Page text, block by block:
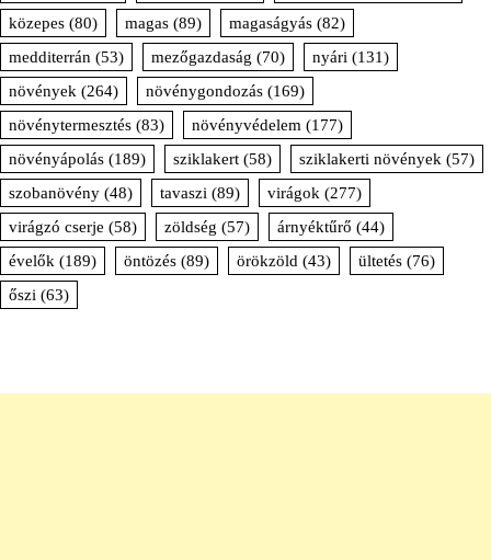
közepes (80) magas (89) magaságyás (82)
medditerrán (53) mezőgazdaság (70) nyári (131)
növények (264) növénygondozás (169)
növénytermesztés (83) növényvédelem (177)
növényápolás (189) sziklakert (58) sziklakerti növények (57)
szobanövény (48) tavaszi (89) virágok (277)
virágzó cserje (58) zöldség (57) árnyéktűrő (44)
évelők (189) öntözés (89) örökzöld (43) ültetés (76)
őszi (63)